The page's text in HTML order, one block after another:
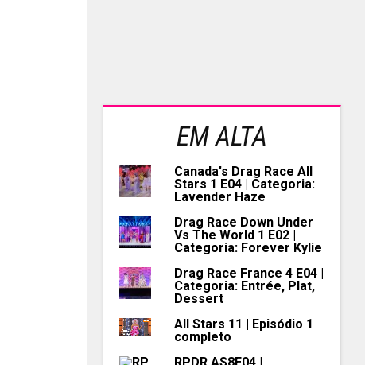
EM ALTA
Canada's Drag Race All
Stars 1 E04 | Categoria:
Lavender Haze
Drag Race Down Under
Vs The World 1 E02 |
Categoria: Forever Kylie
Drag Race France 4 E04 |
Categoria: Entrée, Plat,
Dessert
All Stars 11 | Episódio 1
completo